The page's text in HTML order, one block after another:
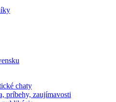
chaty
príbehy, zaujímavosti